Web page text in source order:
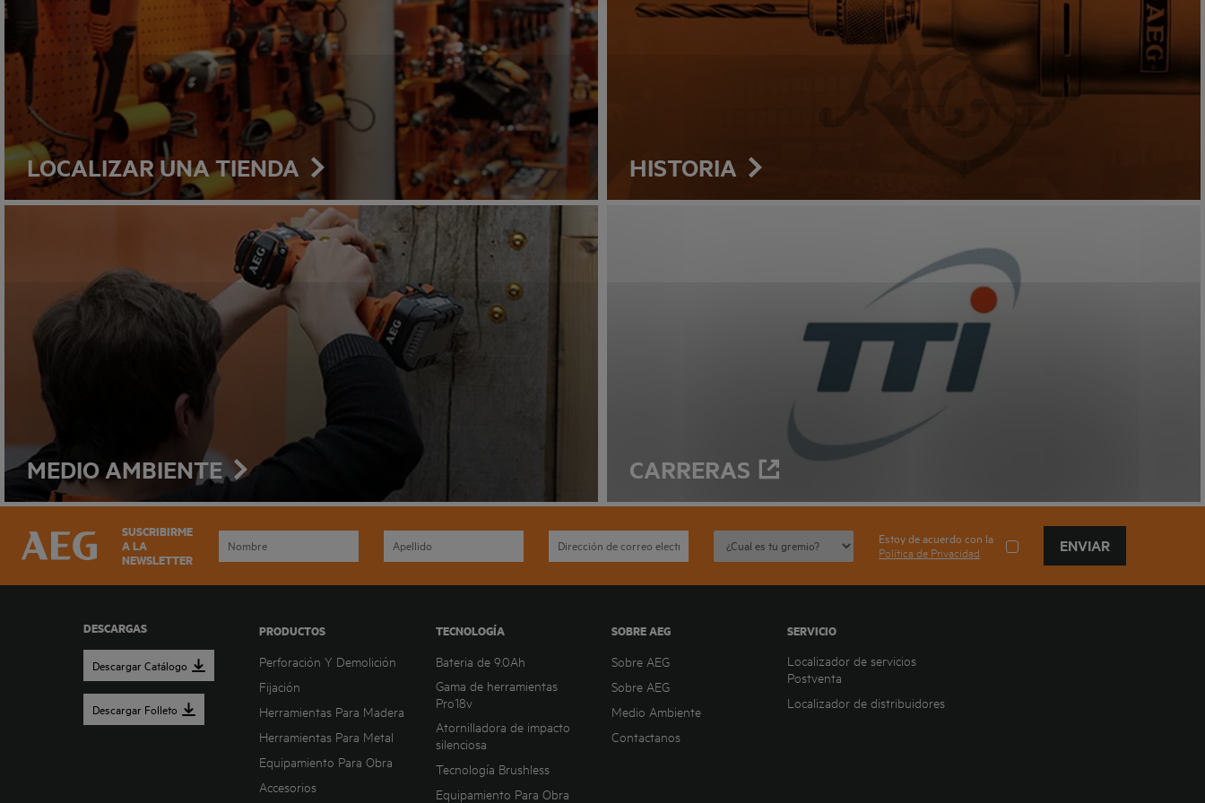
LOCALIZAR UNA TIENDA HISTORIA
MEDIO AMBIENTE CARRERAS
SUSCRIBIRME
A LA
NEWSLETTER
Estoy de acuerdo con la
Política de Privacidad
ENVIAR
DESCARGAS
Descargar Catálogo
Descargar Folleto
PRODUCTOS
Perforación Y Demolición
Fijación
Herramientas Para Madera
Herramientas Para Metal
Equipamiento Para Obra
Accesorios
TECNOLOGÍA
Bateria de 9.0Ah
Gama de herramientas
Pro18v
Atornilladora de impacto
silenciosa
Tecnología Brushless
Equipamiento Para Obra
SOBRE AEG
Sobre AEG
Sobre AEG
Medio Ambiente
Contactanos
SERVICIO
Localizador de servicios
Postventa
Localizador de distribuidores